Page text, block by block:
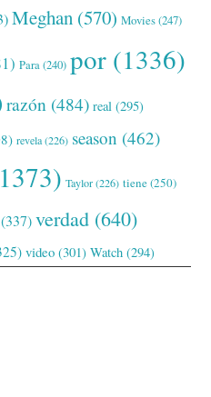
Meghan (570) Movies(247)
Para(240) por (1336)
razón (484) real (295)
revela(226) season (462)
Taylor(226) tiene(250)
(337) verdad (640)
video (301) Watch (294)